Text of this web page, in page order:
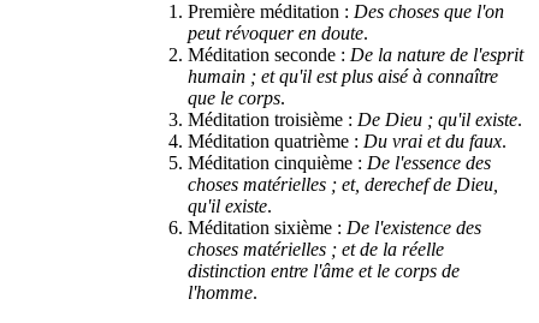
Première méditation : Des choses que l'on
peut révoquer en doute.
Méditation seconde : De la nature de l'esprit
humain ; et qu'il est plus aisé à connaître
que le corps.
Méditation troisième : De Dieu ; qu'il existe.
Méditation quatrième : Du vrai et du faux.
Méditation cinquième : De l'essence des
choses matérielles ; et, derechef de Dieu,
qu'il existe.
Méditation sixième : De l'existence des
choses matérielles ; et de la réelle
distinction entre l'âme et le corps de
l'homme.